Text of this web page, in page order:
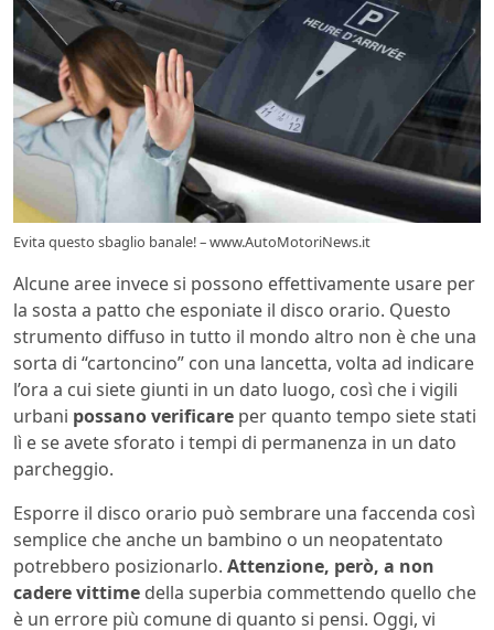
Evita questo sbaglio banale! – www.AutoMotoriNews.it
Alcune aree invece si possono effettivamente usare per
la sosta a patto che esponiate il disco orario. Questo
strumento diffuso in tutto il mondo altro non è che una
sorta di “cartoncino” con una lancetta, volta ad indicare
l’ora a cui siete giunti in un dato luogo, così che i vigili
urbani possano verificare per quanto tempo siete stati
lì e se avete sforato i tempi di permanenza in un dato
parcheggio.
Esporre il disco orario può sembrare una faccenda così
semplice che anche un bambino o un neopatentato
potrebbero posizionarlo. Attenzione, però, a non
cadere vittime della superbia commettendo quello che
è un errore più comune di quanto si pensi. Oggi, vi